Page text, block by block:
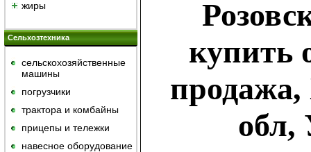
жиры
Сельхозтехника
сельскохозяйственные
машины
погрузчики
трактора и комбайны
прицепы и тележки
навесное оборудование
купить
продажа,
обл,